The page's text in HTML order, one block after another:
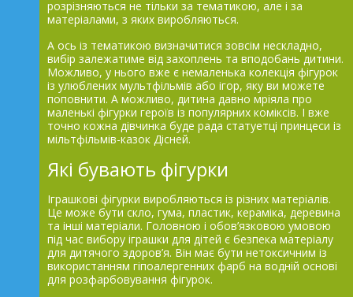
розрізняються не тільки за тематикою, але і за
матеріалами, з яких виробляються.
А ось із тематикою визначитися зовсім нескладно,
вибір залежатиме від захоплень та вподобань дитини.
Можливо, у нього вже є немаленька колекція фігурок
із улюблених мультфільмів або ігор, яку ви можете
поповнити. А можливо, дитина давно мріяла про
маленькі фігурки героїв із популярних коміксів. І вже
точно кожна дівчинка буде рада статуетці принцеси із
мільтфільмів-казок Дісней.
Які бувають фігурки
Іграшкові фігурки виробляються із різних матеріалів.
Це може бути скло, гума, пластик, кераміка, деревина
та інші матеріали. Головною і обов’язковою умовою
під час вибору іграшки для дітей є безпека матеріалу
для дитячого здоров’я. Він має бути нетоксичним із
використанням гіпоалергенних фарб на водній основі
для розфарбовування фігурок.